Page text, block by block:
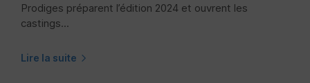
Prodiges préparent l’édition 2024 et ouvrent les
castings...
Lire la suite